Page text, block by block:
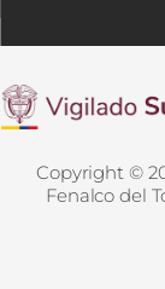
Copyright ©
Fenalco del